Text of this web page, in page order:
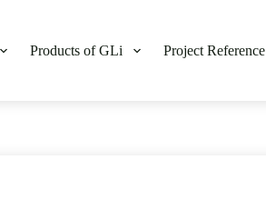
Products of GLi Project Reference